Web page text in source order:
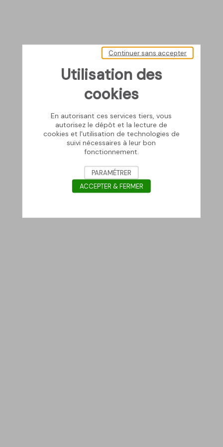
Utilisation des
cookies
En autorisant ces services tiers, vous
autorisez le dépôt et la lecture de
cookies et l'utilisation de technologies de
suivi nécessaires à leur bon
fonctionnement.
Continuer sans accepter
PARAMÉTRER
ACCEPTER & FERMER